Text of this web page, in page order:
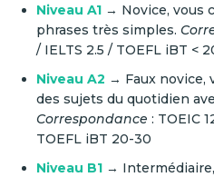
Niveau A1 → Novice, vous
phrases très simples.
/ IELTS 2.5 / TOEFL iBT <
Niveau A2 → Faux novice,
des sujets du quotidien
Correspondance : TOEIC
TOEFL iBT 20-30
Niveau B1 →